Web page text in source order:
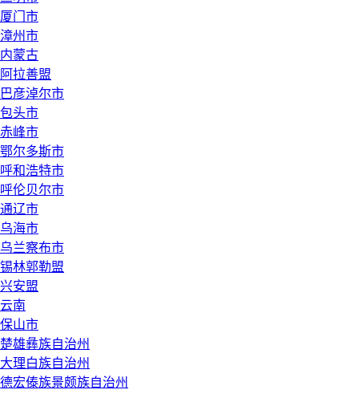
厦门市
漳州市
内蒙古
阿拉善盟
巴彦淖尔市
包头市
赤峰市
鄂尔多斯市
呼和浩特市
呼伦贝尔市
通辽市
乌海市
乌兰察布市
锡林郭勒盟
兴安盟
云南
保山市
楚雄彝族自治州
大理白族自治州
德宏傣族景颇族自治州